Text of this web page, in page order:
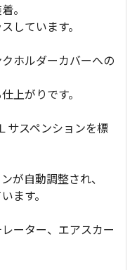
。
しています。
ホルダーカバーへの
上がりです。
サスペンションを標
が自動調整され、
ます。
ーター、エアスカー